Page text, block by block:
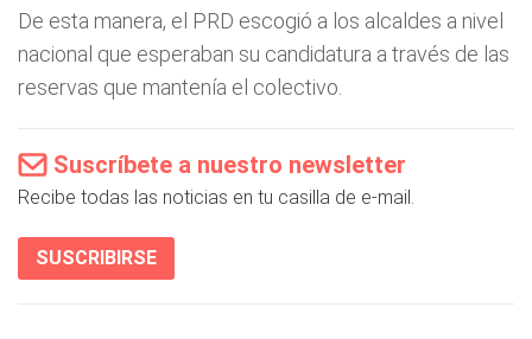
De esta manera, el PRD escogió a los alcaldes a nivel
nacional que esperaban su candidatura a través de las
reservas que mantenía el colectivo.
Suscríbete a nuestro newsletter
Recibe todas las noticias en tu casilla de e-mail.
SUSCRIBIRSE